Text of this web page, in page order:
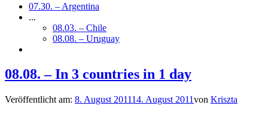
07.30. – Argentina
...
08.03. – Chile
08.08. – Uruguay
08.08. – In 3 countries in 1 day
Veröffentlicht am: 8. August 201114. August 2011von Kriszta